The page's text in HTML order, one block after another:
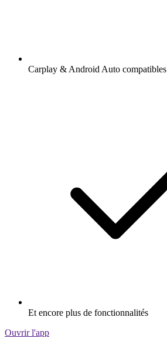
Carplay & Android Auto compatibles
Et encore plus de fonctionnalités
Ouvrir l'app